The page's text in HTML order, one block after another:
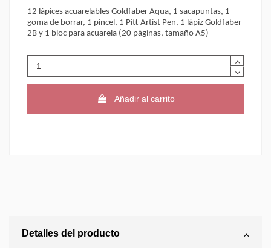
12 lápices acuarelables Goldfaber Aqua, 1 sacapuntas, 1
goma de borrar, 1 pincel, 1 Pitt Artist Pen, 1 lápiz Goldfaber
2B y 1 bloc para acuarela (20 páginas, tamaño A5)
Añadir al carrito
Detalles del producto